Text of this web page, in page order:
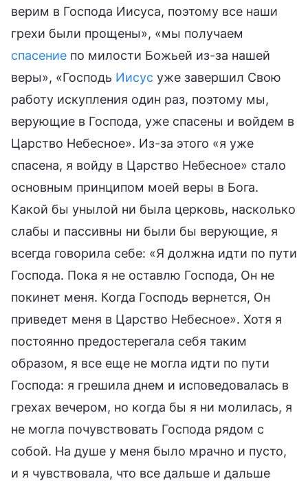
верим в Господа Иисуса, поэтому все наши
грехи были прощены», «мы получаем
спасение по милости Божьей из-за нашей
веры», «Господь Иисус уже завершил Свою
работу искупления один раз, поэтому мы,
верующие в Господа, уже спасены и войдем в
Царство Небесное». Из-за этого «я уже
спасена, я войду в Царство Небесное» стало
основным принципом моей веры в Бога.
Какой бы унылой ни была церковь, насколько
слабы и пассивны ни были бы верующие, я
всегда говорила себе: «Я должна идти по пути
Господа. Пока я не оставлю Господа, Он не
покинет меня. Когда Господь вернется, Он
приведет меня в Царство Небесное». Хотя я
постоянно предостерегала себя таким
образом, я все еще не могла идти по пути
Господа: я грешила днем и исповедовалась в
грехах вечером, но когда бы я ни молилась, я
не могла почувствовать Господа рядом с
собой. На душе у меня было мрачно и пусто,
и я чувствовала, что все дальше и дальше